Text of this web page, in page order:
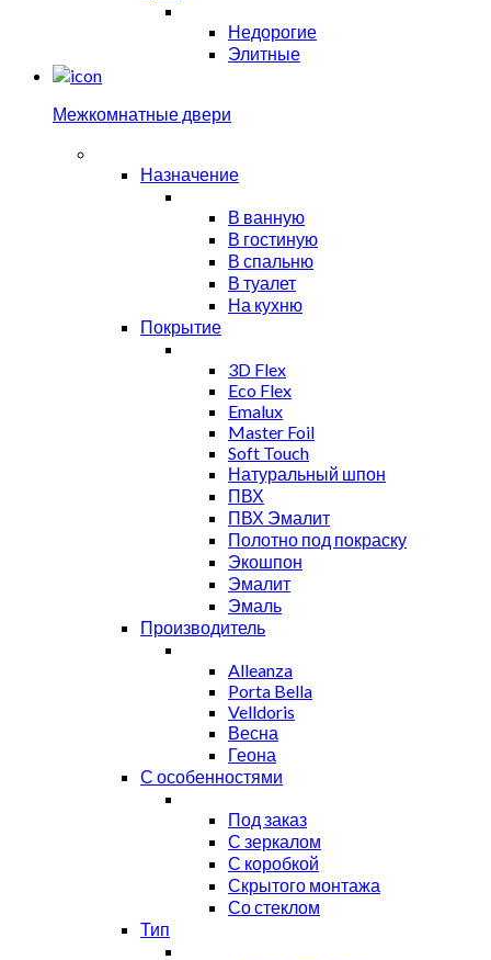
Недорогие
Элитные
Межкомнатные двери
Назначение
В ванную
В гостиную
В спальню
В туалет
На кухню
Покрытие
3D Flex
Eco Flex
Emalux
Master Foil
Soft Touch
Натуральный шпон
ПВХ
ПВХ Эмалит
Полотно под покраску
Экошпон
Эмалит
Эмаль
Производитель
Alleanza
Porta Bella
Velldoris
Весна
Геона
С особенностями
Под заказ
С зеркалом
С коробкой
Скрытого монтажа
Со стеклом
Тип